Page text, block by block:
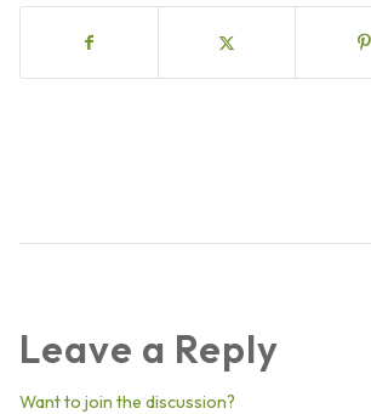
Leave a Reply
Want to join the discussion?